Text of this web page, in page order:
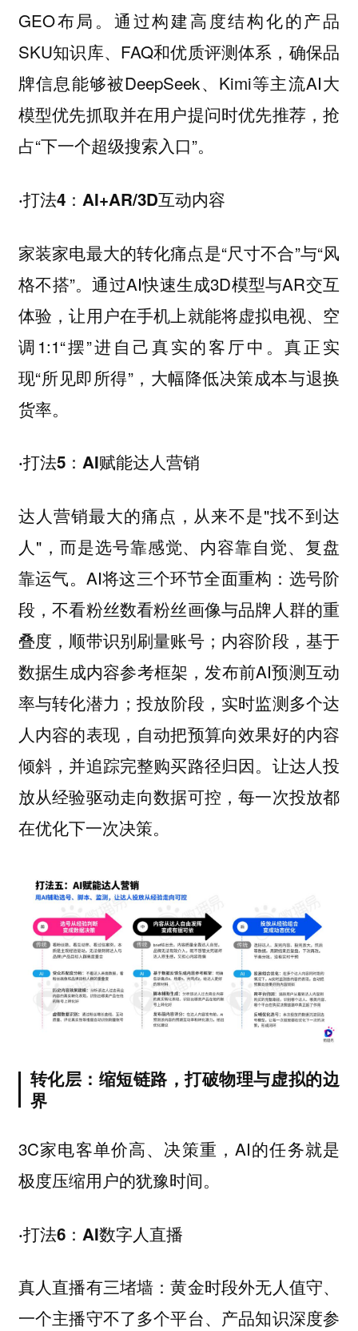
GEO布局。通过构建高度结构化的产品
SKU知识库、FAQ和优质评测体系，确保品
牌信息能够被DeepSeek、Kimi等主流AI大
模型优先抓取并在用户提问时优先推荐，抢
占“下一个超级搜索入口”。
·打法4：AI+AR/3D互动内容
家装家电最大的转化痛点是“尺寸不合”与“风
格不搭”。通过AI快速生成3D模型与AR交互
体验，让用户在手机上就能将虚拟电视、空
调1:1“摆”进自己真实的客厅中。真正实
现“所见即所得”，大幅降低决策成本与退换
货率。
·打法5：AI赋能达人营销
达人营销最大的痛点，从来不是"找不到达
人"，而是选号靠感觉、内容靠自觉、复盘
靠运气。AI将这三个环节全面重构：选号阶
段，不看粉丝数看粉丝画像与品牌人群的重
叠度，顺带识别刷量账号；内容阶段，基于
数据生成内容参考框架，发布前AI预测互动
率与转化潜力；投放阶段，实时监测多个达
人内容的表现，自动把预算向效果好的内容
倾斜，并追踪完整购买路径归因。让达人投
放从经验驱动走向数据可控，每一次投放都
在优化下一次决策。
转化层：缩短链路，打破物理与虚拟的边
界
3C家电客单价高、决策重，AI的任务就是
极度压缩用户的犹豫时间。
·打法6：AI数字人直播
真人直播有三堵墙：黄金时段外无人值守、
一个主播守不了多个平台、产品知识深度参